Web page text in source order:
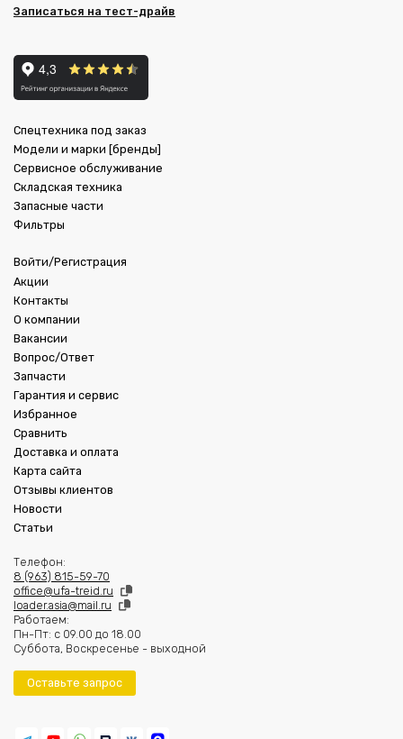
Записаться на тест-драйв
Спецтехника под заказ
Модели и марки [бренды]
Сервисное обслуживание
Складская техника
Запасные части
Фильтры
Войти/Регистрация
Акции
Контакты
О компании
Вакансии
Вопрос/Ответ
Запчасти
Гарантия и сервис
Избранное
Сравнить
Доставка и оплата
Карта сайта
Отзывы клиентов
Новости
Статьи
Телефон:
8 (963) 815-59-70
office@ufa-treid.ru
loader.asia@mail.ru
Работаем:
Пн-Пт: с 09.00 до 18.00
Суббота, Воскресенье - выходной
Оставьте запрос